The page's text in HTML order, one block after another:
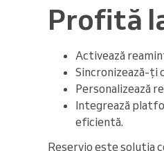
Profită
Activează
Sincronizează-ți
Personalizează
Integrează
eficientă.
Reservio este soluția